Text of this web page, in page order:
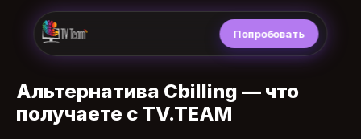
Попробовать
Альтернатива Cbilling — что
получаете с TV.TEAM